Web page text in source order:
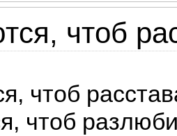
чтоб
чтоб
чтоб